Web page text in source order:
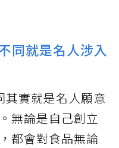
同就是名人涉入
實就是名人願意
無論是自己創立
都會對食品無論